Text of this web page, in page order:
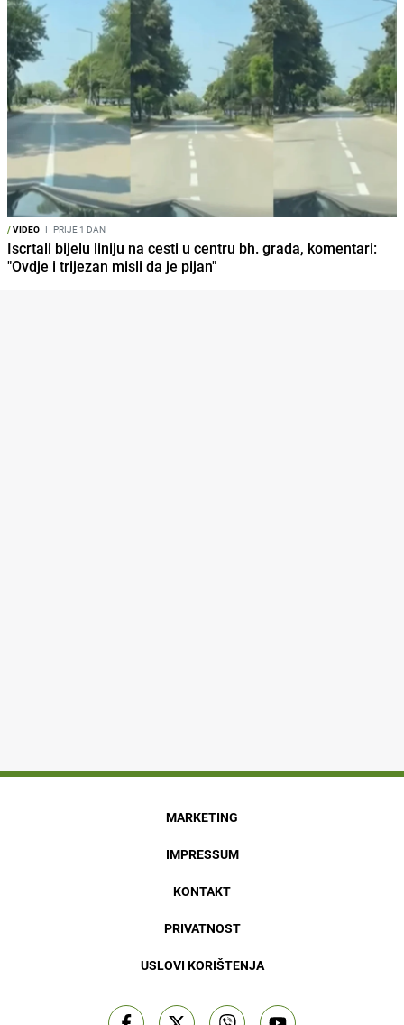
/VIDEO I PRIJE 1 DAN
Iscrtali bijelu liniju na cesti u centru bh. grada, komentari:
"Ovdje i trijezan misli da je pijan"
MARKETING
IMPRESSUM
KONTAKT
PRIVATNOST
USLOVI KORIŠTENJA